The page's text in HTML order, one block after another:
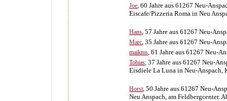
Joe, 60 Jahre aus 61267 Neu-
Eiscafe/Pizzeria Roma in Neu
Hans, 57 Jahre aus 61267 Neu-
Marc, 35 Jahre aus 61267 Neu-
maikms, 61 Jahre aus 61267 Neu-
Tobias, 37 Jahre aus 61267 Neu-
Eisdiele La Luna in Neu-Anspach,
Horst, 50 Jahre aus 61267 Neu-
Neu Anspach, am Feldbergcenter.